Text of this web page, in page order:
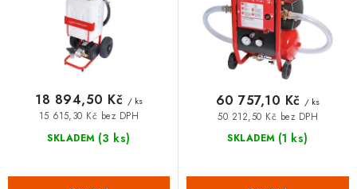
Hodnocení obchodu 🚚 Stav objednávky
Doprava a platba
Obchodní podmínky
Moje objednávka
SKLADEM (3 ks)
15 615,30 Kč bez DPH
18 894,50 Kč / ks
SKLADEM (1 ks)
50 212,50 Kč bez DPH
60 757,10 Kč / ks